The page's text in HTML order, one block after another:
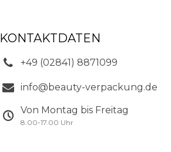
KONTAKTDATEN
+49 (02841) 8871099
info@beauty-verpackung.de
Von Montag bis Freitag
8.00-17.00 Uhr